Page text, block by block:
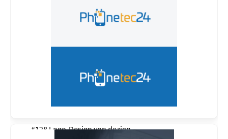
#128 Logo-Design vondezign